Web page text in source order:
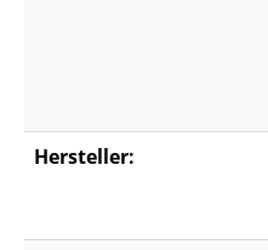
Hersteller: